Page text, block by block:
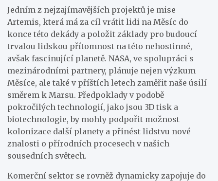
Jedním z nejzajímavějších projektů je mise
Artemis, která má za cíl vrátit lidi na Měsíc do
konce této dekády a položit základy pro budoucí
trvalou lidskou přítomnost na této nehostinné,
avšak fascinující planetě. NASA, ve spolupráci s
mezinárodními partnery, plánuje nejen výzkum
Měsíce, ale také v příštích letech zaměřit naše úsilí
směrem k Marsu. Předpoklady v podobě
pokročilých technologií, jako jsou 3D tisk a
biotechnologie, by mohly podpořit možnost
kolonizace další planety a přinést lidstvu nové
znalosti o přírodních procesech v našich
sousedních světech.
Komerční sektor se rovněž dynamicky zapojuje do